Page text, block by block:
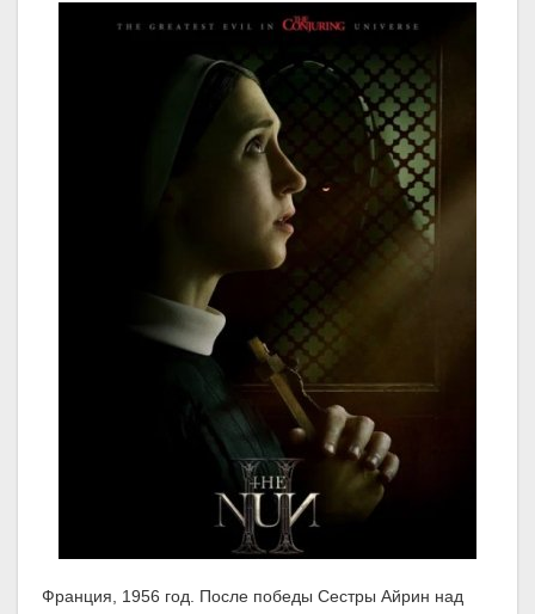
Франция, 1956 год. После победы Сестры Айрин над